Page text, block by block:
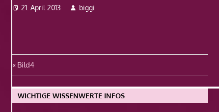
21. April 2013 biggi
Beitragsnavigation
Vorheriger
Beitrag:
Bild4
WICHTIGE WISSENWERTE INFOS